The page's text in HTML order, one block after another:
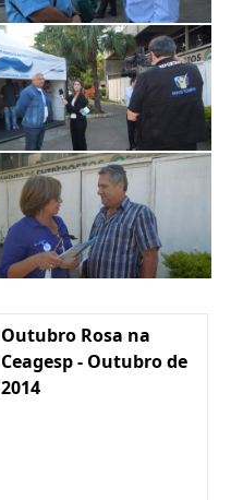
Outubro Rosa na
Ceagesp - Outubro de
2014